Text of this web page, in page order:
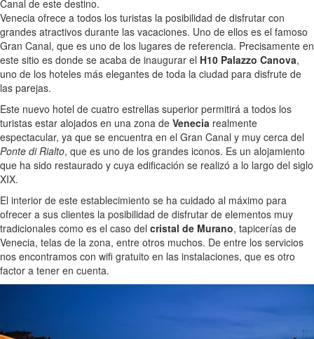
Canal de este destino.
Venecia ofrece a todos los turistas la posibilidad de disfrutar con
grandes atractivos durante las vacaciones. Uno de ellos es el famoso
Gran Canal, que es uno de los lugares de referencia. Precisamente en
este sitio es donde se acaba de inaugurar el H10 Palazzo Canova,
uno de los hoteles más elegantes de toda la ciudad para disfrute de
las parejas.
Este nuevo hotel de cuatro estrellas superior permitirá a todos los
turistas estar alojados en una zona de Venecia realmente
espectacular, ya que se encuentra en el Gran Canal y muy cerca del
Ponte di Rialto, que es uno de los grandes iconos. Es un alojamiento
que ha sido restaurado y cuya edificación se realizó a lo largo del siglo
XIX.
El interior de este establecimiento se ha cuidado al máximo para
ofrecer a sus clientes la posibilidad de disfrutar de elementos muy
tradicionales como es el caso del cristal de Murano, tapicerías de
Venecia, telas de la zona, entre otros muchos. De entre los servicios
nos encontramos con wifi gratuito en las instalaciones, que es otro
factor a tener en cuenta.